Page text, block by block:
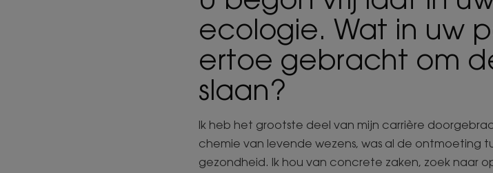
ecologie. Wat in uw
ertoe gebracht om
slaan?
Ik heb het grootste deel van mijn carrière
chemie van levende wezens, was al de ontmoeting
gezondheid. Ik hou van concrete zaken, zoek naar